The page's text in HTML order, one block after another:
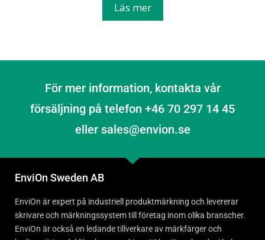
Läs mer
För mer information, kontakta vår
försäljning på telefon +46 70 297 14 45
eller sales@envion.se
EnviOn Sweden AB
EnviOn är expert på industriell produktmärkning och levererar
skrivare och märkningssystem till företag inom olika branscher.
EnviOn är också en ledande tillverkare av märkfärger och